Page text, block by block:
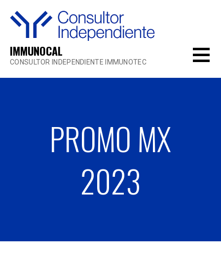
contenido
IMMUNOCAL
CONSULTOR INDEPENDIENTE IMMUNOTEC
PROMO MX
2023